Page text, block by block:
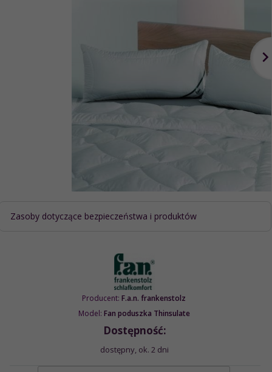
Zasoby dotyczące bezpieczeństwa i produktów
Producent: F.a.n. frankenstolz
Model: Fan poduszka Thinsulate
Dostępność:
dostępny, ok. 2 dni